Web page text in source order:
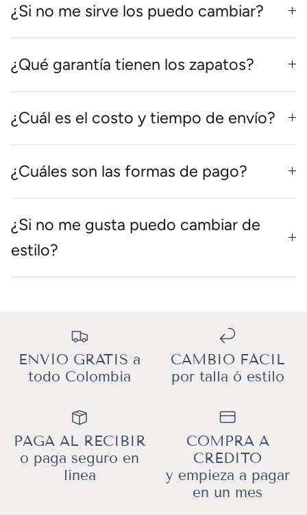
¿Si no me sirve los puedo cambiar?
¿Qué garantía tienen los zapatos?
¿Cuál es el costo y tiempo de envío?
¿Cuáles son las formas de pago?
¿Si no me gusta puedo cambiar de
estilo?
ENVÍO GRATIS a
todo Colombia
CAMBIO FÁCIL
por talla ó estilo
PAGA AL RECIBIR
o paga seguro en
línea
COMPRA A
CRÉDITO
y empieza a pagar
en un mes